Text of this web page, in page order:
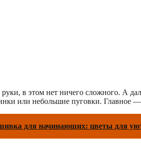
в этом нет ничего сложного. А
или небольшие пуговки. Главное
для начинающих: цветы для